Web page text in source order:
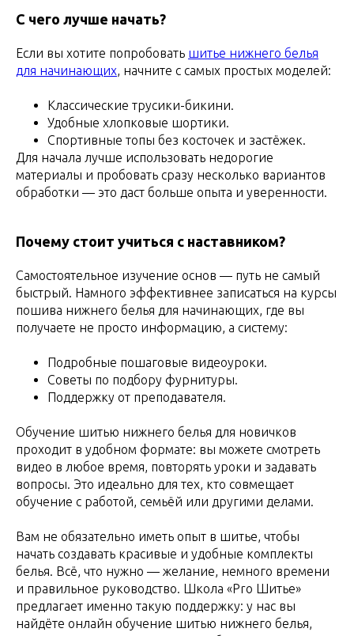
С чего лучше начать?
Если вы хотите попробовать шитье нижнего белья
для начинающих, начните с самых простых моделей:
Классические трусики-бикини.
Удобные хлопковые шортики.
Спортивные топы без косточек и застёжек.
Для начала лучше использовать недорогие
материалы и пробовать сразу несколько вариантов
обработки — это даст больше опыта и уверенности.
Почему стоит учиться с наставником?
Самостоятельное изучение основ — путь не самый
быстрый. Намного эффективнее записаться на курсы
пошива нижнего белья для начинающих, где вы
получаете не просто информацию, а систему:
Подробные пошаговые видеоуроки.
Советы по подбору фурнитуры.
Поддержку от преподавателя.
Обучение шитью нижнего белья для новичков
проходит в удобном формате: вы можете смотреть
видео в любое время, повторять уроки и задавать
вопросы. Это идеально для тех, кто совмещает
обучение с работой, семьёй или другими делами.
Вам не обязательно иметь опыт в шитье, чтобы
начать создавать красивые и удобные комплекты
белья. Всё, что нужно — желание, немного времени
и правильное руководство. Школа «Pro Шитье»
предлагает именно такую поддержку: у нас вы
найдёте онлайн обучение шитью нижнего белья,